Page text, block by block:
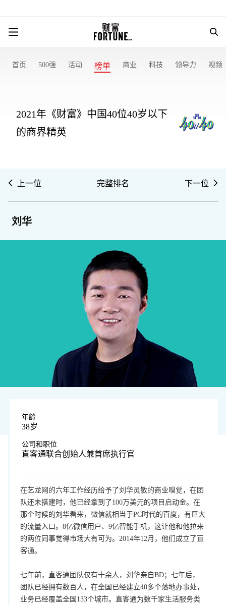
首页 500强 活动 榜单 商业 科技 领导力 视频
2021年《财富》中国40位40岁以下
的商界精英
上一位 完整排名 下一位
刘华
年龄
38岁
公司和职位
直客通联合创始人兼首席执行官
在艺龙网的六年工作经历给予了刘华灵敏的商业嗅觉，在团
队还未搭建时，他已经拿到了100万美元的项目启动金。在
那个时候的刘华看来，微信就相当于PC时代的百度，有巨大
的流量入口。8亿微信用户、9亿智能手机，这让他和他拉来
的两位同事觉得市场大有可为。2014年12月，他们成立了直
客通。
七年前，直客通团队仅有十余人，刘华亲自BD；七年后，
团队已经拥有数百人，在全国已经建立40多个落地办事处，
业务已经覆盖全国133个城市。直客通为数千家生活服务类